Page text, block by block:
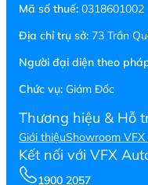
Mã số thuế: 0318601002
Địa chỉ trụ sở: 73 Trần
Người đại diện theo
Chức vụ: Giám Đốc
Thương hiệu & Hỗ
Giới thiệuShowroom
Kết nối với VFX
1900 2057